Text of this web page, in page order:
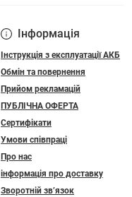
Інформація
Інструкція з експлуатації АКБ
Обмін та повернення
Прийом рекламацій
ПУБЛІЧНА ОФЕРТА
Сертифікати
Умови співпраці
Про нас
інформація про доставку
Зворотній зв’язок